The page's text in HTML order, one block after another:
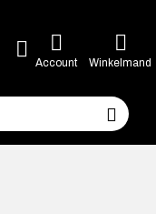
Account Winkelmand